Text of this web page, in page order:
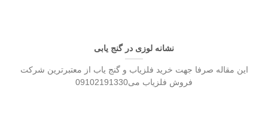
نشانه لوزی در گنج یابی
این مقاله صرفا جهت خرید فلزیاب و گنج یاب از معتبرترین شرکت
فروش فلزیاب می09102191330